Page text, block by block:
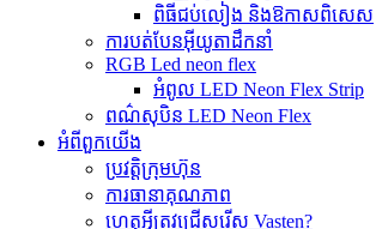
ពិធីជប់លៀង និងឱកាសពិសេស
ការបត់បែនអ៊ីយូតាដឹកនាំ
RGB Led neon flex
អំពូល LED Neon Flex Strip
ពណ៌សុបិន LED Neon Flex
អំពី​ពួក​យើង
ប្រវត្តិ​ក្រុមហ៊ុន
ការធានា​គុណភាព
ហេតុអ្វីត្រូវជ្រើសរើស Vasten?